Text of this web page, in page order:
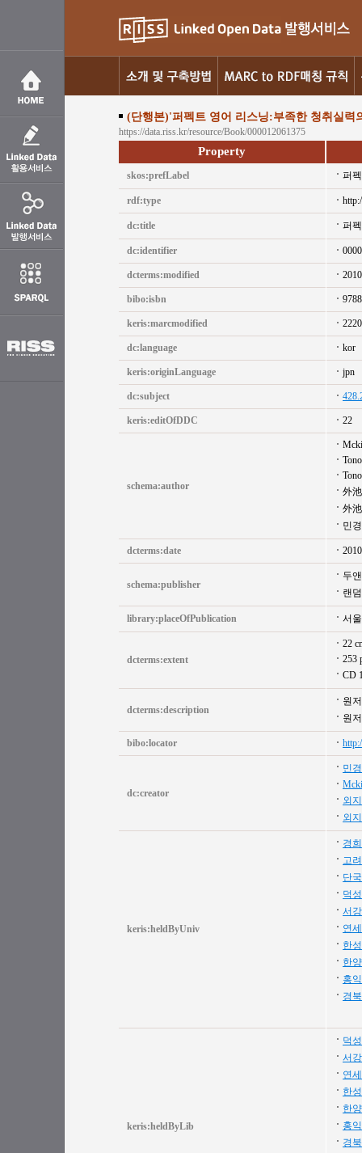
(단행본)'퍼펙트 영어 리스닝:부족한 청취실력
https://data.riss.kr/resource/Book/000012061375
Property
skos:prefLabel 퍼
rdf:type
dc:title 퍼
dc:identifier
dcterms:modified
bibo:isbn
keris:marcmodified
dc:language kor
keris:originLanguage jpn
dc:subject
keris:editOfDDC 22
schema:author
外
外
민
dcterms:date 2010
schema:publisher
두
랜
library:placeOfPublication 서울
dcterms:extent
22
253
CD
dcterms:description
원
원
bibo:locator
dc:creator
민
외
외
keris:heldByUniv
경
고
단
덕
서
연
한
한
홍
경
keris:heldByLib
덕
서
연
한
한
홍
경